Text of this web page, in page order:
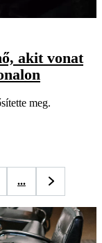
akit vonat
meg.
...